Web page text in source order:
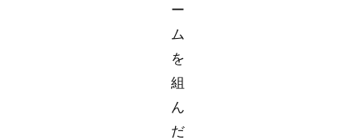
ー
ム
を
組
ん
だ